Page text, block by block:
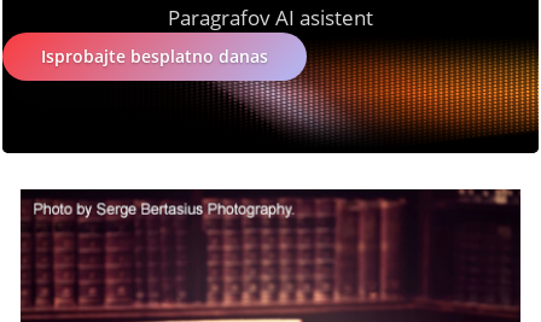
Paragrafov AI asistent
Isprobajte besplatno danas